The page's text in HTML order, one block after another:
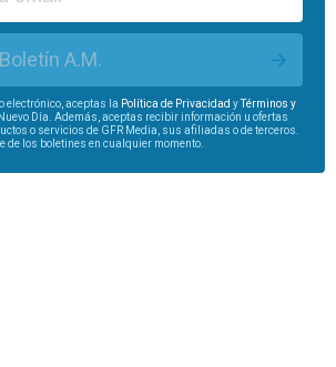
A.M.
electrónico, aceptas la Política de Privacidad yTérminos y
Día. Además, aceptas recibir información u ofertas
o servicios de GFR Media, sus afiliadas o de terceros.
de los boletines en cualquier momento.